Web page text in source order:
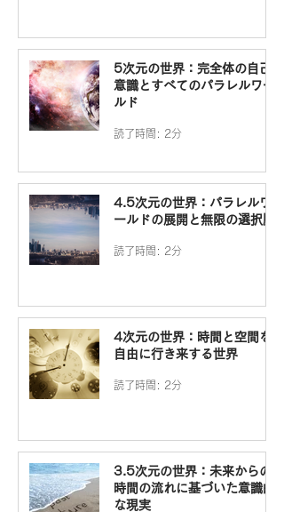
5次元の世界：完全体の自己
意識とすべてのパラレルワー
ルド
読了時間: 2分
4.5次元の世界：パラレルワ
ールドの展開と無限の選択肢
読了時間: 2分
4次元の世界：時間と空間を
自由に行き来する世界
読了時間: 2分
3.5次元の世界：未来からの
時間の流れに基づいた意識的
な現実